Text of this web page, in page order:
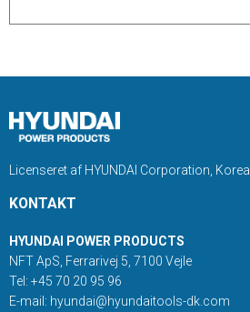
Licenseret af HYUNDAI Corporation, Korea
KONTAKT
HYUNDAI POWER PRODUCTS
NFT ApS, Ferrarivej 5 , 7100 Vejle
Tel : +45 70 20 95 96
E-mail : hyundai@hyundaitools-dk.com